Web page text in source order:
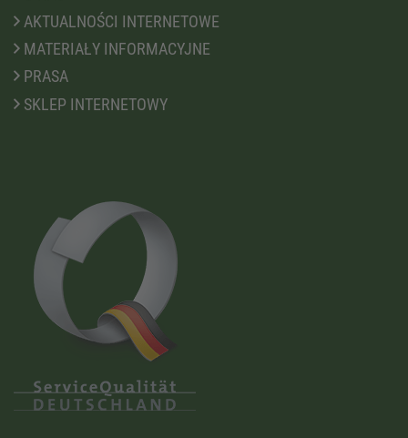
AKTUALNOŚCI INTERNETOWE
MATERIAŁY INFORMACYJNE
PRASA
SKLEP INTERNETOWY